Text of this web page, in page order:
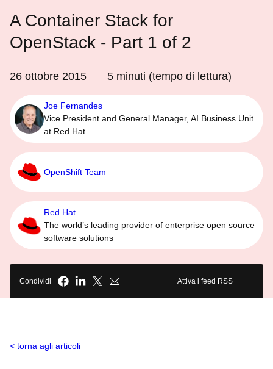
A Container Stack for
OpenStack - Part 1 of 2
26 ottobre 2015 5 minuti (tempo di lettura)
Joe Fernandes
Vice President and General Manager, AI Business Unit
at Red Hat
OpenShift Team
Red Hat
The world’s leading provider of enterprise open source
software solutions
Condividi Attiva i feed RSS
torna agli articoli